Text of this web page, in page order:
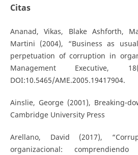
Citas
Ananad, Vikas, Blake Ashforth,
Martini (2004), “Business as
perpetuation of corruption in
Management Executive,
DOI:10.5465/AME.2005.19417904.
Ainslie, George (2001), Breaking-
Cambridge University Press
Arellano, David (2017),
organizacional: